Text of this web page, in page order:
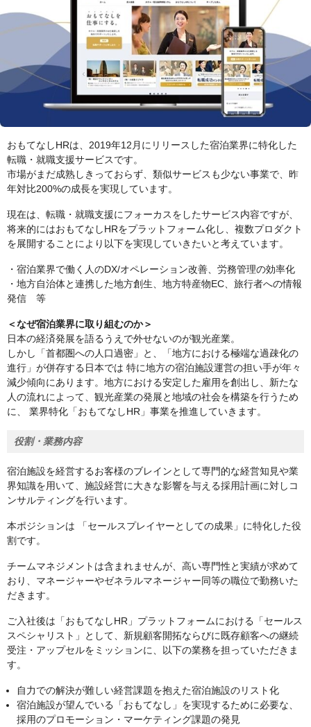
おもてなしHRは、2019年12月にリリースした宿泊業界に特化した
転職・就職支援サービスです。
市場がまだ成熟しきっておらず、類似サービスも少ない事業で、昨
年対比200%の成長を実現しています。
現在は、転職・就職支援にフォーカスをしたサービス内容ですが、
将来的にはおもてなしHRをプラットフォーム化し、複数プロダクト
を展開することにより以下を実現していきたいと考えています。
・宿泊業界で働く人のDX/オペレーション改善、労務管理の効率化
・地方自治体と連携した地方創生、地方特産物EC、旅行者への情報
発信 等
＜なぜ宿泊業界に取り組むのか＞
日本の経済発展を語るうえで外せないのが観光産業。
しかし「首都圏への人口過密」と、「地方における極端な過疎化の
進行」が併存する日本では 特に地方の宿泊施設運営の担い手が年々
減少傾向にあります。地方における安定した雇用を創出し、新たな
人の流れによって、観光産業の発展と地域の社会を構築を行うため
に、 業界特化「おもてなしHR」事業を推進していきます。
役割・業務内容
宿泊施設を経営するお客様のブレインとして専門的な経営知見や業
界知識を用いて、施設経営に大きな影響を与える採用計画に対しコ
ンサルティングを行います。
本ポジションは 「セールスプレイヤーとしての成果」に特化した役
割です。
チームマネジメントは含まれませんが、高い専門性と実績が求めて
おり、マネージャーやゼネラルマネージャー同等の職位で勤務いた
だきます。
ご入社後は「おもてなしHR」プラットフォームにおける「セールス
スペシャリスト」として、新規顧客開拓ならびに既存顧客への継続
受注・アップセルをミッションに、以下の業務を担っていただきま
す。
自力での解決が難しい経営課題を抱えた宿泊施設のリスト化
宿泊施設が望んでいる「おもてなし」を実現するために必要な、
採用のプロモーション・マーケティング課題の発見